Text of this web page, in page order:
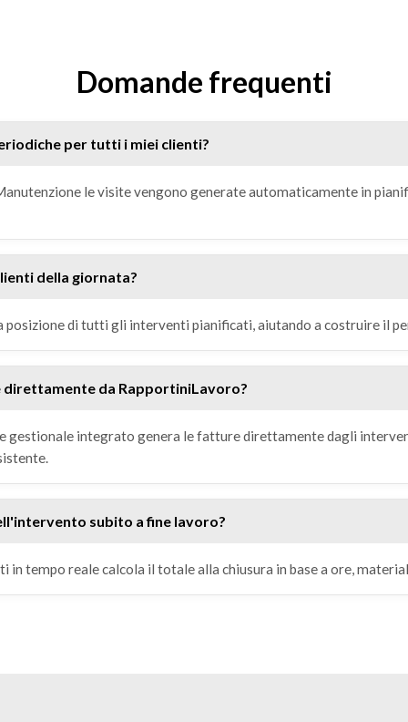
Domande frequenti
per tutti i miei clienti?
le visite vengono generate automaticamente in
della giornata?
posizione di tutti gli interventi pianificati, aiutando a costruire il
da RapportiniLavoro?
gestionale integrato genera le fatture direttamente dagli
subito a fine lavoro?
in tempo reale calcola il totale alla chiusura in base a ore,